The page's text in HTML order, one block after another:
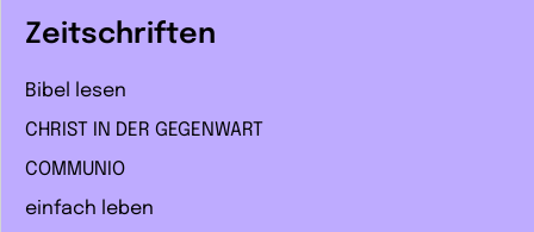
Zeitschriften
Bibel lesen
CHRIST IN DER GEGENWART
COMMUNIO
einfach leben